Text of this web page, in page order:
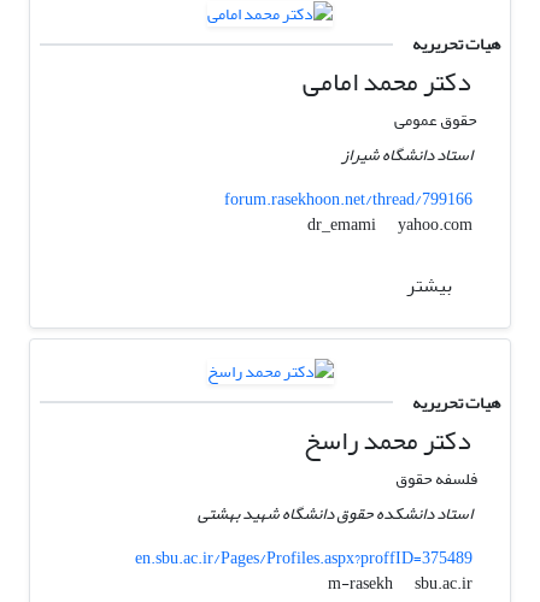
هیات تحریریه
دکتر محمد امامی
حقوق عمومی
استاد دانشگاه شیراز
forum.rasekhoon.net/thread/799166
dr_emami
yahoo.com
بیشتر
هیات تحریریه
دکتر محمد راسخ
فلسفه حقوق
استاد دانشکده حقوق دانشگاه شهید بهشتی
en.sbu.ac.ir/Pages/Profiles.aspx?proffID=375489
m-rasekh
sbu.ac.ir